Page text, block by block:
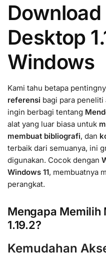
Desktop
Windows
Kami tahu betapa
referensi bagi para peneliti
ingin berbagi tentang
alat yang luar biasa untuk
membuat bibliografi, dan
terbaik dari semuanya, ini
digunakan. Cocok dengan
Windows 11, membuatnya
perangkat.
Mengapa Memilih
1.19.2?
Kemudahan